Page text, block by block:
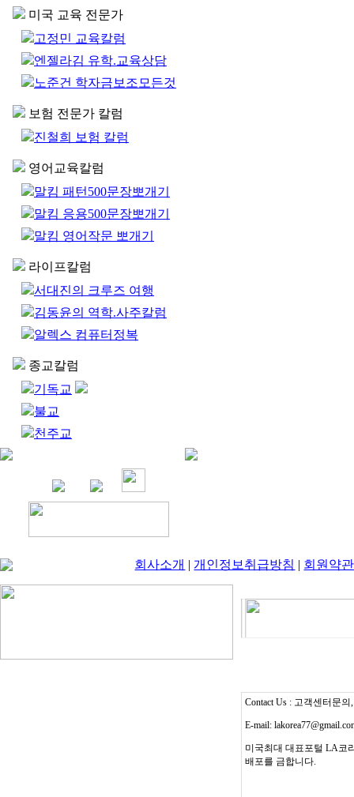
미국 교육 전문가
고정민 교육칼럼
엔젤라김 유학.교육상담
노준건 학자금보조모든것
보험 전문가 칼럼
진철희 보험 칼럼
영어교육칼럼
말킴 패턴500문장뽀개기
말킴 응용500문장뽀개기
말킴 영어작문 뽀개기
라이프칼럼
서대진의 크루즈 여행
김동윤의 역학.사주칼럼
알렉스 컴퓨터정복
종교칼럼
기독교
불교
천주교
회사소개 |개인정보취급방침 | 회원약관
Contact Us : 고객센터문의
E-mail:
미국최대 대표포털 LA코
배포를 금합니다.